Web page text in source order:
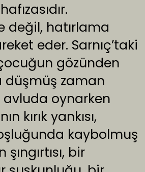
değil, hatırlama
eder. Sarnıç’taki
gözünden
düşmüş zaman
avluda oynarken
kırık yankısı,
kaybolmuş
bir